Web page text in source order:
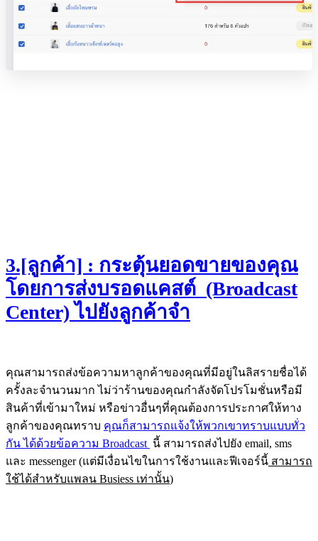
3.[ลูกค้า] : กระตุ้นยอดขายของคุณ
โดยการส่งบรอดแคสต์ (Broadcast
Center) ไปยังลูกค้าจำ
คุณสามารถส่งข้อความหาลูกค้าของคุณที่มีอยู่ในลิสรายชื่อได้
ครั้งละจำนวนมาก ไม่ว่าร้านของคุณกำลังจัดโปรโมชั่นหรือมี
สินค้าที่เข้ามาใหม่ หรือข่าวอื่นๆที่คุณต้องการประกาศให้ทาง
ลูกค้าของคุณทราบ คุณก็สามารถแจ้งให้พวกเขาทราบแบบทั่ว
กัน ได้ด้วยข้อความ Broadcast นี้ สามารถส่งไปยัง email, sms
และ messenger (แต่มีเงื่อนไขในการใช้งานและฟีเจอร์นี้ สามารถ
ใช้ได้สำหรับแพลน Busiess เท่านั้น)